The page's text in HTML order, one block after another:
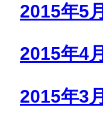
2015年5月
2015年4月
2015年3月